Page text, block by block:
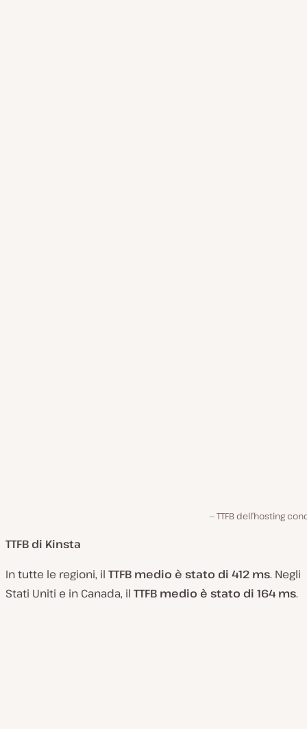
TTFB dell’hosting
TTFB di Kinsta
In tutte le regioni, il TTFB medio è stato di 412 ms. Negli
Stati Uniti e in Canada, il TTFB medio è stato di 164 ms.